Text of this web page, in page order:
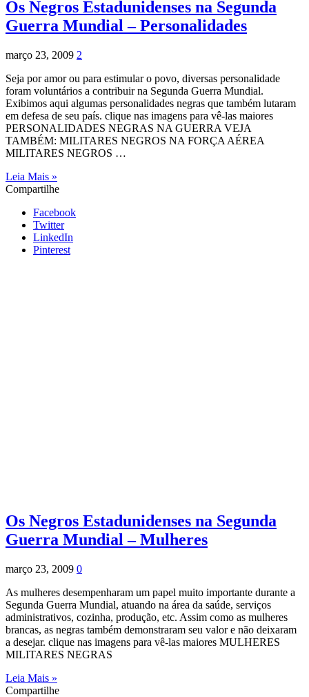
Os Negros Estadunidenses na Segunda
Guerra Mundial – Personalidades
março 23, 2009 2
Seja por amor ou para estimular o povo, diversas personalidade
foram voluntários a contribuir na Segunda Guerra Mundial.
Exibimos aqui algumas personalidades negras que também lutaram
em defesa de seu país. clique nas imagens para vê-las maiores
PERSONALIDADES NEGRAS NA GUERRA VEJA
TAMBÉM: MILITARES NEGROS NA FORÇA AÉREA
MILITARES NEGROS …
Leia Mais »
Compartilhe
Facebook
Twitter
LinkedIn
Pinterest
Os Negros Estadunidenses na Segunda
Guerra Mundial – Mulheres
março 23, 2009 0
As mulheres desempenharam um papel muito importante durante a
Segunda Guerra Mundial, atuando na área da saúde, serviços
administrativos, cozinha, produção, etc. Assim como as mulheres
brancas, as negras também demonstraram seu valor e não deixaram
a desejar. clique nas imagens para vê-las maiores MULHERES
MILITARES NEGRAS
Leia Mais »
Compartilhe